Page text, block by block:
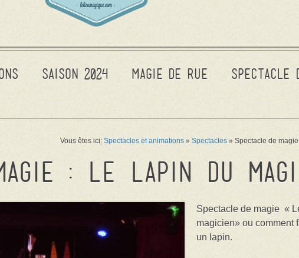
Saison 2024 Magie de rue
Spectacle
Vous êtes ici: Spectacles et animations » Spectacles » Spectacle de
: Le Lapin du
Spectacle de magie «
magicien» ou comment
un lapin.